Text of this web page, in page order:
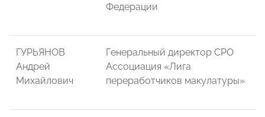
Федерации
ГУРЬЯНОВ
Андрей
Михайлович
Генеральный директор СРО
Ассоциация «Лига
переработчиков макулатуры»